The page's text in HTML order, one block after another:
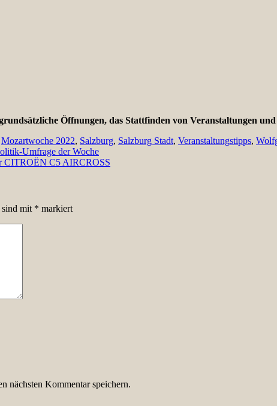
Öffnungen, das Stattfinden von Veranstaltungen
Mozartwoche 2022, Salzburg, Salzburg Stadt, Veranstaltungstipps,
Umfrage der Woche
CITROËN C5 AIRCROSS
mit * markiert
nächsten Kommentar speichern.